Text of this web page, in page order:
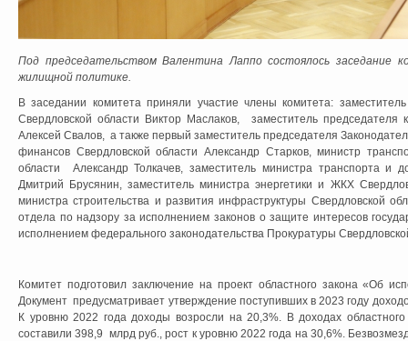
Под председательством Валентина Лаппо состоялось
жилищной политике.
В заседании комитета приняли участие члены комитета:
Свердловской области Виктор Маслаков, заместитель
Алексей Свалов, а также первый заместитель председателя
финансов Свердловской области Александр Старков, министр
области Александр Толкачев, заместитель министра транспорта и
Дмитрий Брусянин, заместитель министра энергетики и ЖКХ
министра строительства и развития инфраструктуры Свердловской
отдела по надзору за исполнением законов о защите интересов
исполнением федерального законодательства Прокуратуры
Комитет подготовил заключение на проект областного закона «Об
Документ предусматривает утверждение поступивших в 2023 году
К уровню 2022 года доходы возросли на 20,3%. В доходах
составили 398,9 млрд руб., рост к уровню 2022 года на 30,6%.